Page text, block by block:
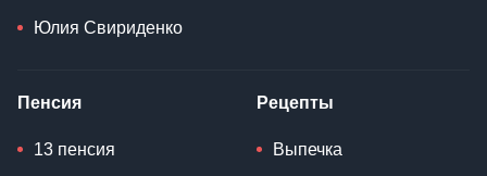
Юлия Свириденко
Пенсия
13 пенсия
Рецепты
Выпечка